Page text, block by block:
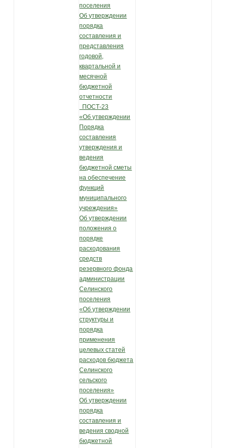
поселения
Об утверждении
порядка
составления и
представления
годовой,
квартальной и
месячной
бюджетной
отчетности
ПОСТ-23
«Об утверждении
Порядка
составления
утверждения и
ведения
бюджетной сметы
на обеспечение
функций
муниципального
учреждения»
Об утверждении
положения о
порядке
расходования
средств
резервного фонда
администрации
Селинского
поселения
«Об утверждении
структуры и
порядка
применения
целевых статей
расходов бюджета
Селинского
сельского
поселения»
Об утверждении
порядка
составления и
ведения сводной
бюджетной